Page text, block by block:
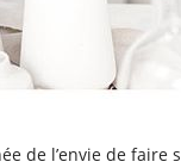
de l’envie de